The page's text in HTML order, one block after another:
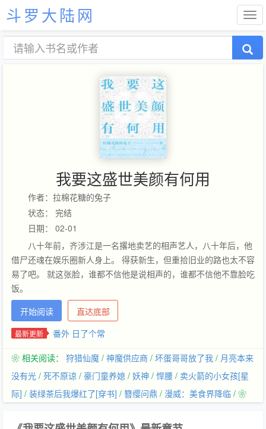
斗罗大陆网
我要这盛世美颜有何用
作者：拉棉花糖的兔子
状态： 完结
日期： 02-01
八十年前，齐涉江是一名撂地卖艺的相声艺人，八十年后，他
借尸还魂在娱乐圈新人身上。 得获新生，但重拾旧业的路也太不容
易了吧。 就这张脸，谁都不信他是说相声的，谁都不信他不靠脸吃
饭。
开始阅读
直达底部
最新更新 番外 日了个常
❀ 相关阅读： 狩猎仙魔 / 神魔供应商 / 坏蛋哥哥放了我 / 月亮本来
没有光 / 死不原谅 / 豪门童养媳 / 妖神 / 悍腰 / 卖火箭的小女孩[星
际] / 装绿茶后我爆红了[穿书] / 簪缨问鼎 / 漫威：美食界降临 / ❀